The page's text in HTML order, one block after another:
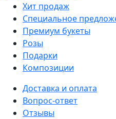
Хит продаж
Специальное
Премиум букеты
Розы
Подарки
Композиции
Доставка и оплата
Вопрос-ответ
Отзывы